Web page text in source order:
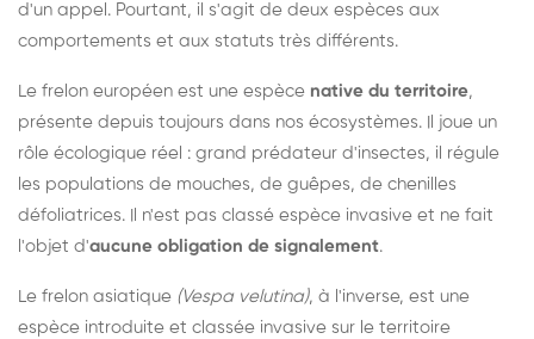
d'un appel. Pourtant, il s'agit de deux espèces aux
comportements et aux statuts très différents.
Le frelon européen est une espèce native du territoire,
présente depuis toujours dans nos écosystèmes. Il joue un
rôle écologique réel : grand prédateur d'insectes, il régule
les populations de mouches, de guêpes, de chenilles
défoliatrices. Il n'est pas classé espèce invasive et ne fait
l'objet d'aucune obligation de signalement.
Le frelon asiatique (Vespa velutina), à l'inverse, est une
espèce introduite et classée invasive sur le territoire